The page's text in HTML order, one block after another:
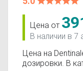
Цена от
В наличии в 7
Цена на
дозировки. В